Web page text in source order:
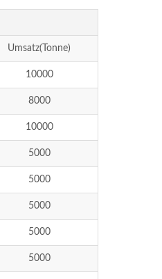
Umsatz(Tonne)
10000
8000
10000
5000
5000
5000
5000
5000